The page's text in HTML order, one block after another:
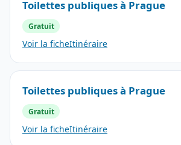
Toilettes publiques à Prague
Gratuit
Voir la ficheItinéraire
Toilettes publiques à Prague
Gratuit
Voir la ficheItinéraire